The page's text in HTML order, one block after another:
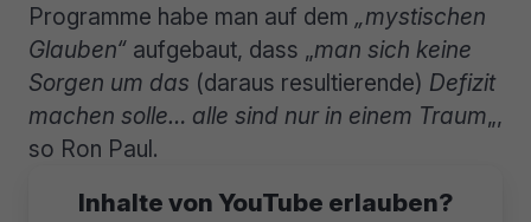
Programme habe man auf dem „mystischen
Glauben“ aufgebaut, dass „man sich keine
Sorgen um das (daraus resultierende) Defizit
machen solle… alle sind nur in einem Traum„,
so Ron Paul.
Inhalte von YouTube erlauben?